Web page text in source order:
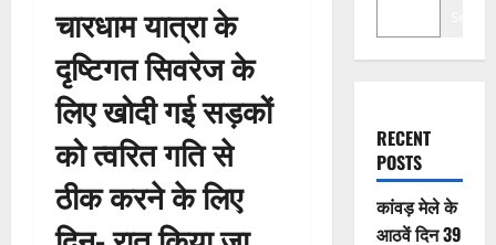
चारधाम यात्रा के
दृष्टिगत सिवरेज के
लिए खोदी गई सड़कों
को त्वरित गति से
ठीक करने के लिए
RECENT
POSTS
कांवड़ मेले के
आठवें दिन 39